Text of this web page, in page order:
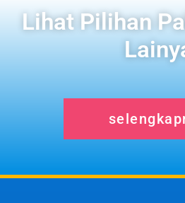
Lihat Pilihan